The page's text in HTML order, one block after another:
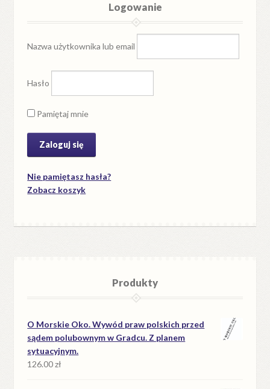
Logowanie
Nazwa użytkownika lub email
Hasło
Pamiętaj mnie
Nie pamiętasz hasła?
Zobacz koszyk
Produkty
O Morskie Oko. Wywód praw polskich przed
sądem polubownym w Gradcu. Z planem
sytuacyjnym.
126.00zł